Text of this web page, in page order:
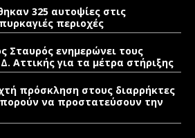
325 αυτοψίες στις
περιοχές
Σταυρός ενημερώνει τους
Αττικής για τα μέτρα στήριξης
πρόσκληση στους διαρρήκτες
να προστατεύσουν την